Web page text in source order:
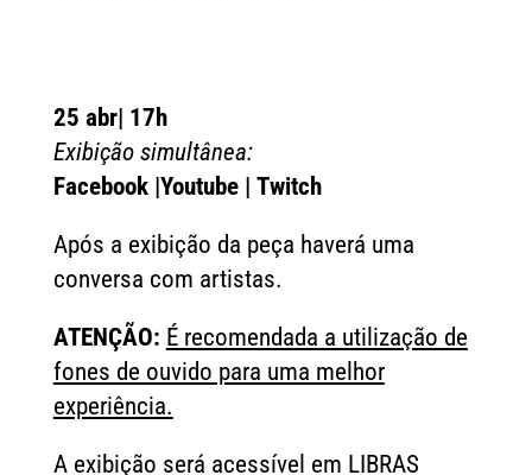
25 abr| 17h
Exibição simultânea:
Facebook |Youtube | Twitch
Após a exibição da peça haverá uma
conversa com artistas.
ATENÇÃO: É recomendada a utilização de
fones de ouvido para uma melhor
experiência.
A exibição será acessível em LIBRAS